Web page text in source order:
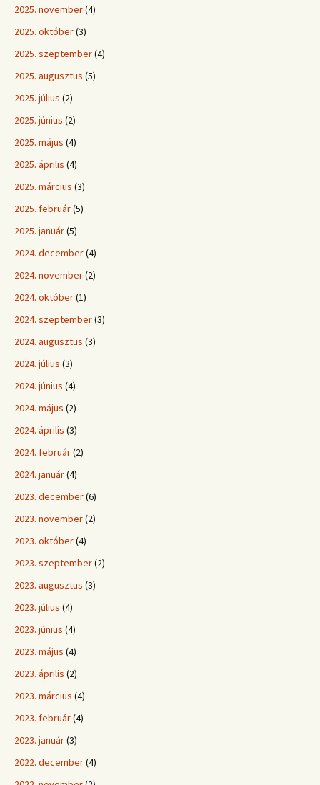
2025. november(4)
2025. október(3)
2025. szeptember(4)
2025. augusztus (5)
2025. július (2)
2025. június (2)
2025. május (4)
2025. április (4)
2025. március (3)
2025. február(5)
2025. január(5)
2024. december(4)
2024. november(2)
2024. október(1)
2024. szeptember(3)
2024. augusztus (3)
2024. július (3)
2024. június (4)
2024. május (2)
2024. április (3)
2024. február(2)
2024. január(4)
2023. december(6)
2023. november(2)
2023. október(4)
2023. szeptember(2)
2023. augusztus (3)
2023. július (4)
2023. június (4)
2023. május (4)
2023. április (2)
2023. március (4)
2023. február(4)
2023. január(3)
2022. december(4)